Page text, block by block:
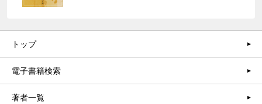
トップ
電子書籍検索
著者一覧